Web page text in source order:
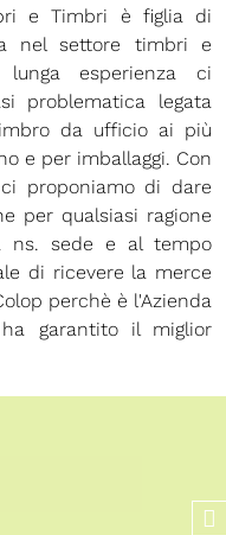
e Timbri è figlia di
nel settore timbri e
esperienza ci
problematica legata
da ufficio ai più
e per imballaggi. Con
proponiamo di dare
per qualsiasi ragione
ns. sede e al tempo
di ricevere la merce
perchè è l'Azienda
garantito il miglior